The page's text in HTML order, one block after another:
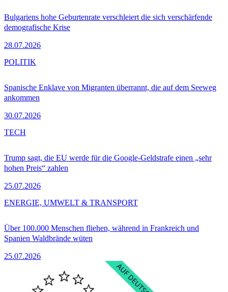
Bulgariens hohe Geburtenrate verschleiert die sich verschärfende
demografische Krise
28.07.2026
Spanische Enklave von Migranten überrannt, die auf dem Seeweg
ankommen
30.07.2026
POLITIK
Trump sagt, die EU werde für die Google-Geldstrafe einen „sehr
hohen Preis“ zahlen
25.07.2026
TECH
Über 100.000 Menschen fliehen, während in Frankreich und
Spanien Waldbrände wüten
25.07.2026
ENERGIE, UMWELT & TRANSPORT